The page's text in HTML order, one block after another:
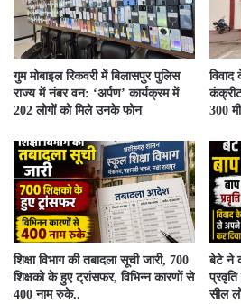
गुम मोबाइल रिकवरी में बिलासपुर पुलिस
राज्य में नंबर वन: ‘अर्पण’ कार्यक्रम में
202 लोगों को मिले उनके फोन
300
शिक्षा विभाग की तबादला सूची जारी, 700
शिक्षको के हुए ट्रांसफर, विभिन्न कारणों से
400 नाम रुके..
बेटे ने
प्रवृति
सील